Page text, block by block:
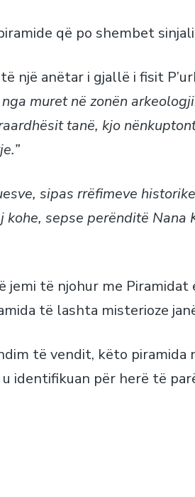
që po shembet
një anëtar i gjallë i fisit
nga muret në zonën
tanë, kjo
sipas rrëfimeve
sepse perënditë Nana
jemi të njohur me Piramidat
të lashta misterioze
të vendit, këto piramida
identifikuan për herë të